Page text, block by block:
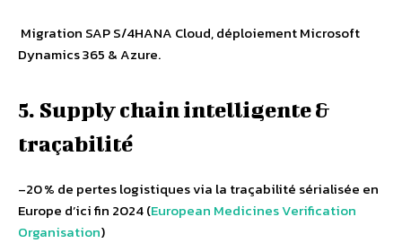
Migration SAP S/4HANA Cloud, déploiement Microsoft
Dynamics 365 & Azure.
5. Supply chain intelligente &
traçabilité
–20 % de pertes logistiques via la traçabilité sérialisée en
Europe d’ici fin 2024 (European Medicines Verification
Organisation)